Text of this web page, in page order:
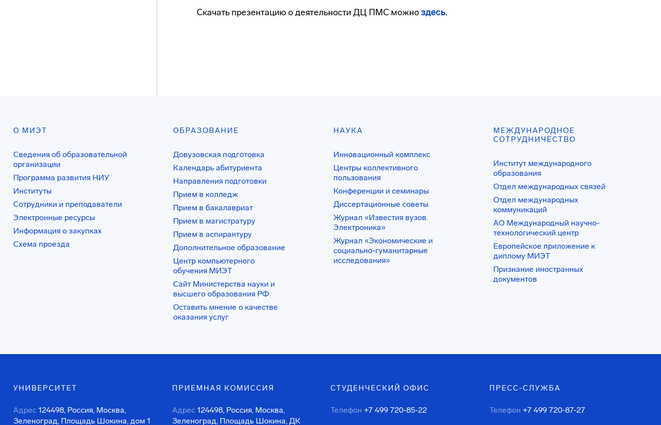
Скачать презентацию о деятельности ДЦ ПМС можноздесь.
О МИЭТ
Сведения об образовательной
организации
Программа развития НИУ
Институты
Сотрудники и преподаватели
Электронные ресурсы
Информация о закупках
Схема проезда
ОБРАЗОВАНИЕ
Довузовская подготовка
Календарь абитуриента
Направления подготовки
Прием в колледж
Прием в бакалавриат
Прием в магистратуру
Прием в аспирантуру
Дополнительное образование
Центр компьютерного
обучения МИЭТ
Сайт Министерства науки и
высшего образования РФ
Оставить мнение о качестве
оказания услуг
НАУКА
Инновационный комплекс
Центры коллективного
пользования
Конференции и семинары
Диссертационные советы
Журнал «Известия вузов.
Электроника»
Журнал «Экономические и
социально-гуманитарные
исследования»
МЕЖДУНАРОДНОЕ
СОТРУДНИЧЕСТВО
Институт международного
образования
Отдел международных связей
Отдел международных
коммуникаций
АО Международный научно-
технологический центр
Европейское приложение к
диплому МИЭТ
Признание иностранных
документов
УНИВЕРСИТЕТ
Адрес 124498, Россия, Москва,
Зеленоград, Площадь Шокина, дом 1
ПРИЕМНАЯ КОМИССИЯ
Адрес 124498, Россия, Москва,
Зеленоград, Площадь Шокина, ДК
СТУДЕНЧЕСКИЙ ОФИС
Телефон +7 499 720-85-22
ПРЕСС-СЛУЖБА
Телефон +7 499 720-87-27